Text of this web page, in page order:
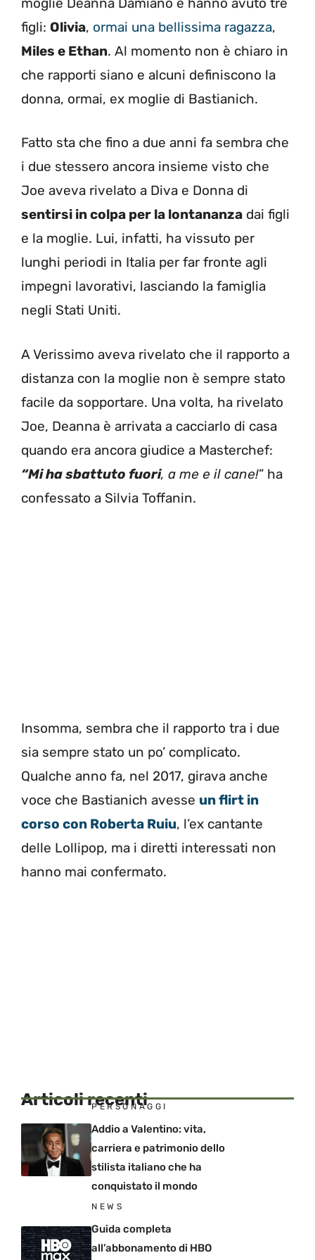
figli: Olivia, ormai una bellissima ragazza,
Miles e Ethan. Al momento non è chiaro in
che rapporti siano e alcuni definiscono la
donna, ormai, ex moglie di Bastianich.
Fatto sta che fino a due anni fa sembra che
i due stessero ancora insieme visto che
Joe aveva rivelato a Diva e Donna di
sentirsi in colpa per la lontananza dai figli
e la moglie. Lui, infatti, ha vissuto per
lunghi periodi in Italia per far fronte agli
impegni lavorativi, lasciando la famiglia
negli Stati Uniti.
A Verissimo aveva rivelato che il rapporto a
distanza con la moglie non è sempre stato
facile da sopportare. Una volta, ha rivelato
Joe, Deanna è arrivata a cacciarlo di casa
quando era ancora giudice a Masterchef:
“Mi ha sbattuto fuori, a me e il cane!” ha
confessato a Silvia Toffanin.
Insomma, sembra che il rapporto tra i due
sia sempre stato un po’ complicato.
Qualche anno fa, nel 2017, girava anche
voce che Bastianich avesse un flirt in
corso con Roberta Ruiu, l’ex cantante
delle Lollipop, ma i diretti interessati non
hanno mai confermato.
Articoli recenti
PERSONAGGI
Addio a Valentino: vita,
carriera e patrimonio dello
stilista italiano che ha
conquistato il mondo
NEWS
Guida completa
all’abbonamento di HBO